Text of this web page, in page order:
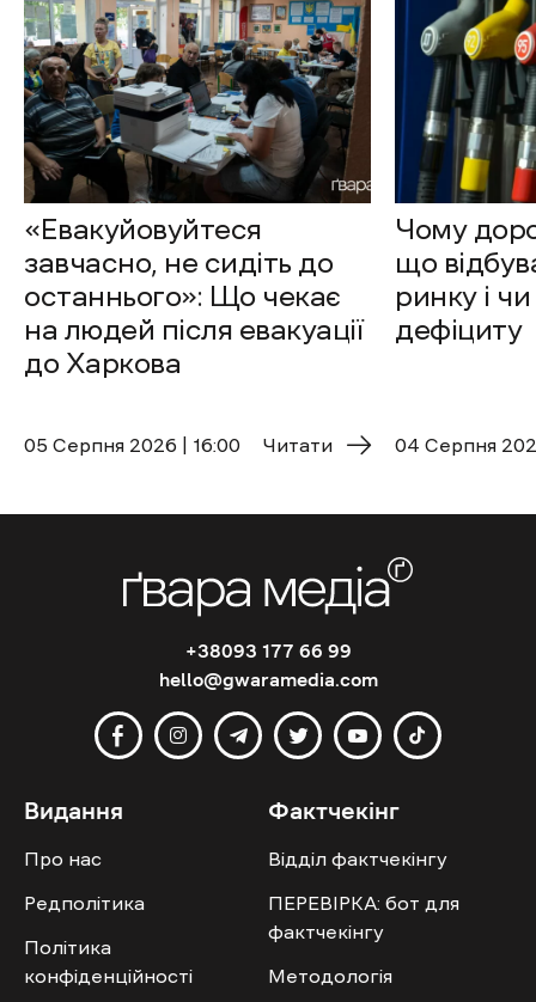
«Евакуйовуйтеся
завчасно, не сидіть до
останнього»: Що чекає
на людей після евакуації
до Харкова
05 Cерпня 2026 | 16:00 Читати
Чому
що
ринку і
дефіциту
04 Cерпня
+38093 177 66 99
hello@gwaramedia.com
Видання
Про нас
Редполітика
Політика
конфіденційності
Фактчекінг
Відділ фактчекінгу
ПЕРЕВІРКА: бот для
фактчекінгу
Методологія